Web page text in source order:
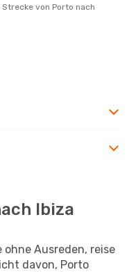
Ibiza
Ausreden, reise
davon, Porto